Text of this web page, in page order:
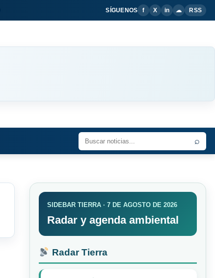
SÍGUENOS f X in ☁ RSS
⌕
SIDEBAR TIERRA · 7 DE AGOSTO DE 2026
Radar y agenda ambiental
Radar Tierra